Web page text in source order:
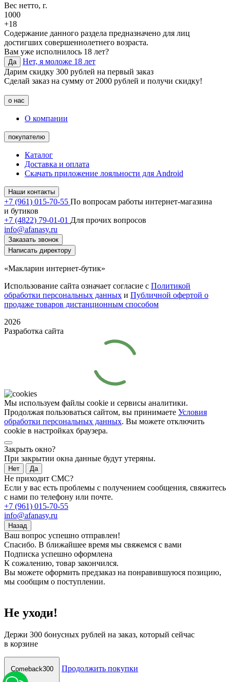
Вес нетто, г.
1000
+18
Содержание данного раздела предназначено для лиц
достигших совершеннолетнего возраста.
Вам уже исполнилось 18 лет?
Да
Нет, я моложе 18 лет
Дарим скидку 300 рублей на первый заказ
Сделай заказ на сумму от 2000 рублей и получи скидку!
о нас
О компании
покупателю
Каталог
Доставка и оплата
Скачать приложение лояльности для Android
Наши контакты
+7 (961) 015-70-55 По вопросам работы интернет-магазина
и бутиков
+7 (4822) 79-01-01 Для прочих вопросов
info@afanasy.ru
Заказать звонок
Написать директору
«Макларин интернет-бутик»
Использование сайта означает согласие с Политикой
обработки персональных данных и Публичной офертой о
продаже товаров дистанционным способом
2026
Разработка сайта
Мы используем файлы cookie и сервисы аналитики.
Продолжая пользоваться сайтом, вы принимаете Условия
обработки персональных данных. Вы можете отключить
cookie в настройках браузера.
Закрыть окно?
При закрытии окна данные будут утеряны.
Нет Да
Не приходит СМС?
Если у вас есть проблемы с получением сообщения, свяжитесь
с нами по телефону или почте.
+7 (961) 015-70-55
info@afanasy.ru
Назад
Ваш вопрос успешно отправлен!
Спасибо. В ближайшее время мы свяжемся с вами
Подписка успешно оформлена
К сожалению, товар закончился.
Вы можете оформить предзаказ на понравившуюся позицию,
мы сообщим о поступлении.
Не уходи!
Держи 300 бонусных рублей на заказ, который сейчас
в корзине
Comeback300
Продолжить покупки